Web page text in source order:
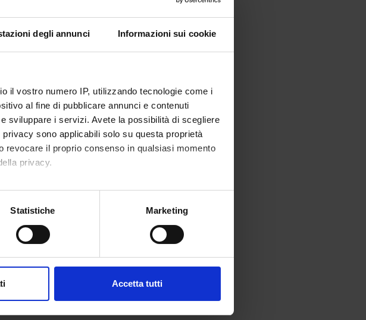
degli annunci Informazioni sui cookie
il vostro numero IP, utilizzando tecnologie come i
al fine di pubblicare annunci e contenuti
sviluppare i servizi. Avete la possibilità di scegliere
sono applicabili solo su questa proprietà
il proprio consenso in qualsiasi momento
privacy.
di qualche metro,
sui cookie.
Statistiche Marketing
Accetta tutti